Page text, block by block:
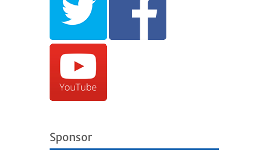
Sponsor